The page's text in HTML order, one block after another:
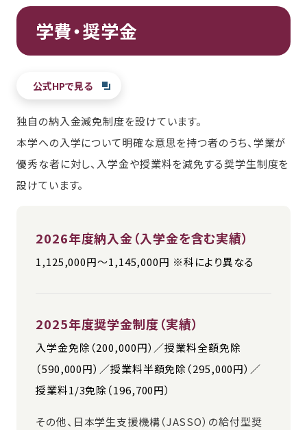
学費・奨学金
公式HPで見る
独自の納入金減免制度を設けています。
本学への入学について明確な意思を持つ者のうち、学業が
優秀な者に対し、入学金や授業料を減免する奨学生制度を
設けています。
2026年度納入金（入学金を含む実績）
1,125,000円～1,145,000円 ※科により異なる
2025年度奨学金制度（実績）
入学金免除（200,000円）／授業料全額免除
（590,000円）／授業料半額免除（295,000円）／
授業料1/3免除（196,700円）
その他、日本学生支援機構（JASSO）の給付型奨